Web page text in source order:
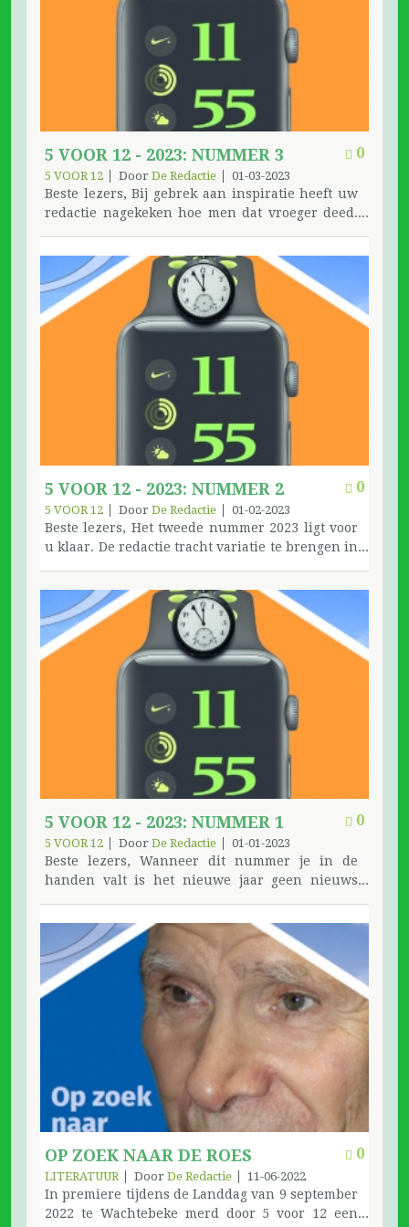
0
5 VOOR 12 - 2023: NUMMER 3
5 VOOR 12 Door De Redactie 01-03-2023
Beste lezers, Bij gebrek aan inspiratie heeft uw
redactie nagekeken hoe men dat vroeger deed.
redactie, pas de laatste 10 jaar werd het
gebruikelijk. Wellicht laten we beter het woord
aan jullie, daarom meteen een verhaal. Alleen
het verhaal blijft. De redactie
0
5 VOOR 12 - 2023: NUMMER 2
5 VOOR 12 Door De Redactie 01-02-2023
Beste lezers, Het tweede nummer 2023 ligt voor
u klaar. De redactie tracht variatie te brengen in
mailgroep zijn nog steeds de belangrijkste bron
voor nieuwe artikelen. Variatie kunnen we het
best brengen met uw medewerking. Hoe meer
schrijvers hoe aangenamer voor de lezers.
Noodgedwongen hengelen we ook in de oude
doos, en in het archief. Zo vonden we enkele
stripverhalen. Eentje met de belevenissen van
Alice; je vindt een eerste pagina in dit nummer.
Het is een uitgave van AA World Service uit
1985. We gaan ook verder met het verhaal over
de eerste WDO en ons wedervaren met
Roemenië. Heb je hierover materiaal of
opmerkingen dan horen we het graag. Tijdens
de vergaderingen van de Algemene
Dienstenraad is het licht op groen gezet om de
Stappen van Mireille en Een stukje geschiedenis
uitkijken. De redactie van 5 voor 12 heeft een
beperkt aantal leden. Voel je de drang om mee
inbreng te hebben in de publicaties dan ben je
welkom. Je kan dat als vertegenwoordiger van je
provincie of als losse medewerker. Daar kijken
wij naar uit… De redactie
0
5 VOOR 12 - 2023: NUMMER 1
5 VOOR 12 Door De Redactie 01-01-2023
Beste lezers, Wanneer dit nummer je in de
handen valt is het nieuwe jaar geen nieuws
uitgavedatum te leggen. Het januari-februari
nummer verlaat de drukkerij in de tweede week
van de eerste maand. Zes rijk gevulde nummers.
We hebben uw hulp nodig. 56 pagina’s met
verhalen die voornamelijk van jullie moeten
komen. De redactie werkt ook aan artikelen die
het verleden in herinnering brengen, ook hier
een oproep voornamelijk naar de oldtimers.
Hebben jullie bijdragen of opmerkingen, dan
zien we ze graag tegemoet. We zijn ook blij met
de samenwerking met de Loners, ze brengen
telkens een reeks korte en gevarieerde teksten
over dagelijkse ervaringen met de beleving van
ons programma. We kunnen blijven rekenen op
de inspanning van onze huistekenaar, met
0
OP ZOEK NAAR DE ROES
LITERATUUR Door De Redactie 11-06-2022
In premiere tijdens de Landdag van 9 september
2022 te Wachtebeke merd door 5 voor 12 een